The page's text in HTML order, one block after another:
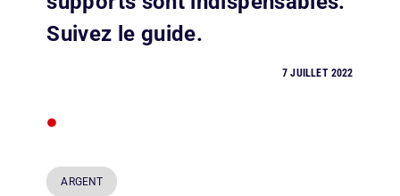
Suivez le guide.
7 JUILLET 2022
•
ARGENT